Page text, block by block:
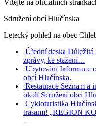
Vítejte na oficiálních
Sdružení obcí Hlučínska
Letecký pohled na obec
Úřední deska Důležitá
zprávy, ke stažení…
Ubytování Informace
obcí Hlučínska.
Restaurace Seznam a
okolí Sdružení obcí
Cykloturistika
trasami! „REGION